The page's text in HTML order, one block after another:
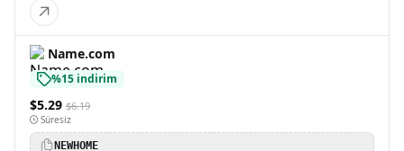
Name.com
%15 indirim
$5.29 $6.19
Süresiz
NEWHOME